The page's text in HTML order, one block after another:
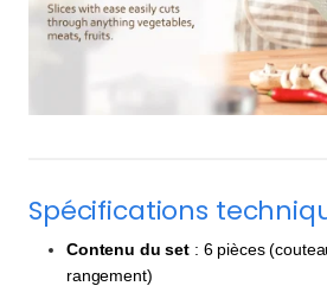
Spécifications
Contenu du set : 6 pièces
rangement)